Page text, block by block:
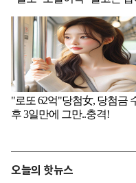
오늘의 핫뉴스